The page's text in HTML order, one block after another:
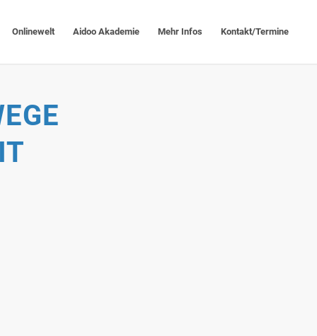
Onlinewelt Aidoo Akademie Mehr Infos Kontakt/Termine